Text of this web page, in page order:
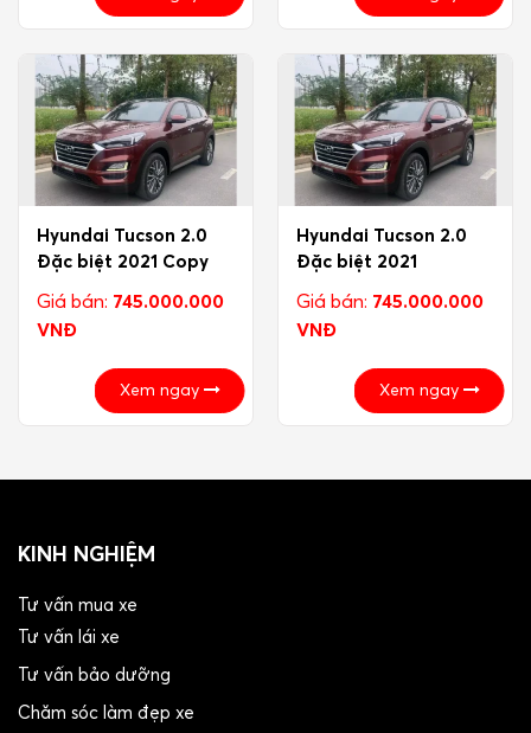
Hyundai Tucson 2.0
Đặc biệt 2021 Copy
Giá bán: 745.000.000
VNĐ
Xem ngay
Hyundai Tucson 2.0
Đặc biệt 2021
Giá bán: 745.000.000
VNĐ
Xem ngay
KINH NGHIỆM
Tư vấn mua xe
Tư vấn lái xe
Tư vấn bảo dưỡng
Chăm sóc làm đẹp xe